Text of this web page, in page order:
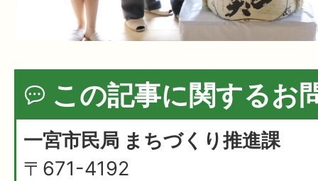
この記事に関するお
一宮市民局 まちづくり推進課
〒671-4192